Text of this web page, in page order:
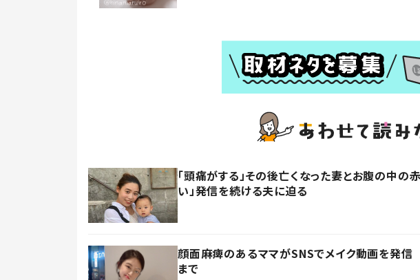
「頭痛がする」その後亡くなった妻とお腹の中
い」発信を続ける夫に迫る
顔面麻痺のあるママがSNSでメイク動画を発
まで